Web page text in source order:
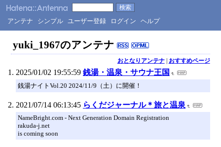
アンテナ シンプル ユーザー登録 ログイン ヘルプ
yuki_1967のアンテナ
おとなりアンテナ| おすすめページ
2025/01/02 19:55:59 銭湯・温泉・サウナ王国
銭湯ナイトVol.20 2024/11/9（土）に開催！
2021/07/14 06:13:45 らくだジャーナル＊旅と温泉
NameBright.com - Next Generation Domain Registration
rakuda-j.net
is coming soon